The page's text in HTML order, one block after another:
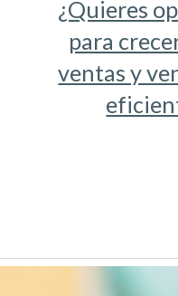
¿Quieres
para
ventas y